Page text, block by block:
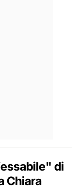
di
Chiara